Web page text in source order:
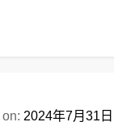
2024年7月31日